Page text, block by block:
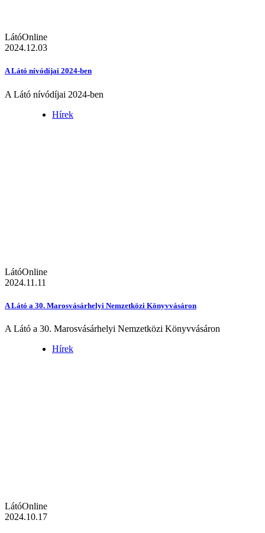
LátóOnline
2024.12.03
A Látó nívódíjai 2024-ben
A Látó nívódíjai 2024-ben
Hírek
LátóOnline
2024.11.11
A Látó a 30. Marosvásárhelyi Nemzetközi Könyvvásáron
A Látó a 30. Marosvásárhelyi Nemzetközi Könyvvásáron
Hírek
LátóOnline
2024.10.17